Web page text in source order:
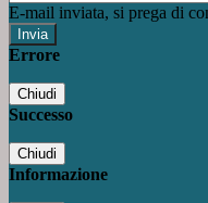
E-mail inviata, si prega di
Errore
Chiudi
Successo
Chiudi
Informazione